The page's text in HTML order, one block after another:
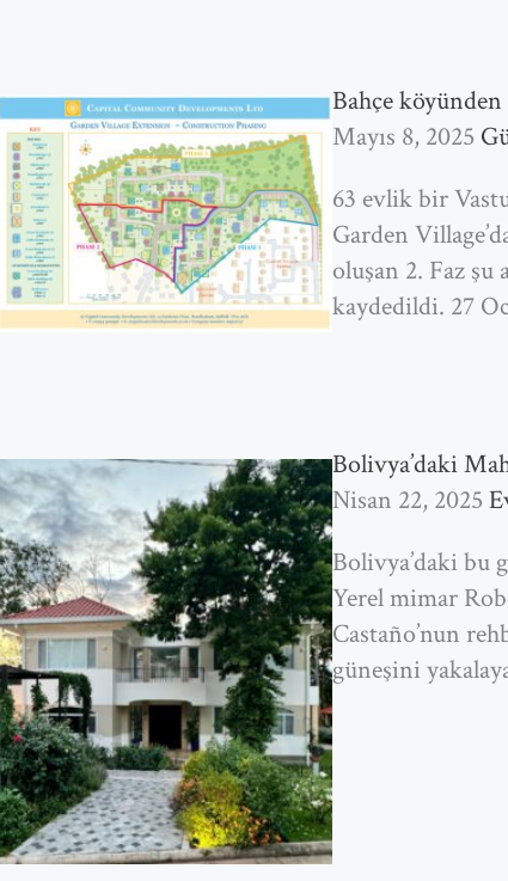
Bahçe
Mayıs 8, 2025
63 evlik bir
Garden
oluşan 2. Faz
kaydedildi. 27
Bolivya’daki
Nisan 22, 2025
Bolivya’daki bu
Yerel mimar
Castaño’nun
güneşini